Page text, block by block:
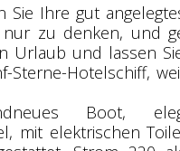
Sie Ihre gut
zu denken, und
Urlaub und lassen
Sterne-Hotelschiff,
Boot,
mit elektrischen